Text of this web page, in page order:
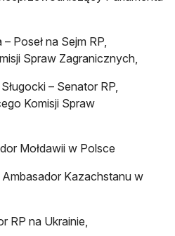
Poseł na Sejm RP,
Spraw Zagranicznych,
– Senator RP,
Komisji Spraw
Mołdawii w Polsce
Kazachstanu w
RP na Ukrainie,